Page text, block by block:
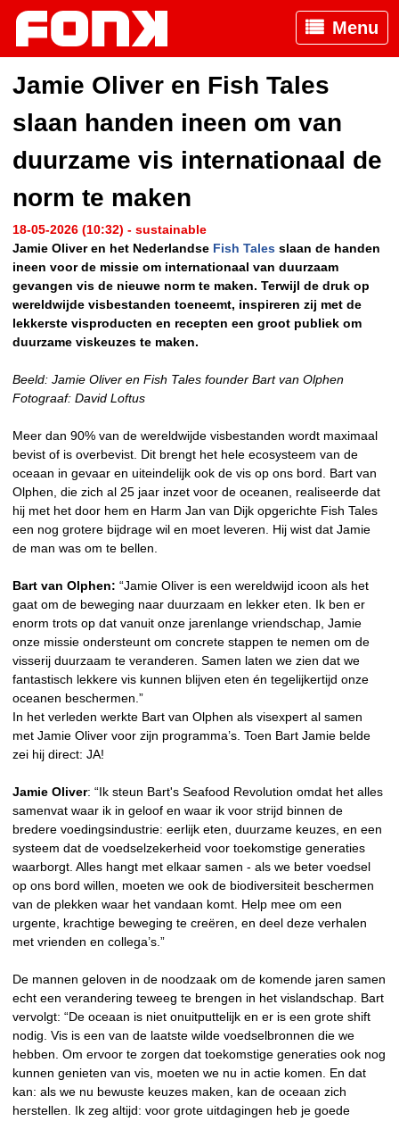
Menu
Jamie Oliver en Fish Tales
slaan handen ineen om van
duurzame vis internationaal de
norm te maken
18-05-2026 (10:32) - sustainable
Jamie Oliver en het Nederlandse Fish Tales slaan de handen
ineen voor de missie om internationaal van duurzaam
gevangen vis de nieuwe norm te maken. Terwijl de druk op
wereldwijde visbestanden toeneemt, inspireren zij met de
lekkerste visproducten en recepten een groot publiek om
duurzame viskeuzes te maken.
Beeld: Jamie Oliver en Fish Tales founder Bart van Olphen
Fotograaf: David Loftus
Meer dan 90% van de wereldwijde visbestanden wordt maximaal
bevist of is overbevist. Dit brengt het hele ecosysteem van de
oceaan in gevaar en uiteindelijk ook de vis op ons bord. Bart van
Olphen, die zich al 25 jaar inzet voor de oceanen, realiseerde dat
hij met het door hem en Harm Jan van Dijk opgerichte Fish Tales
een nog grotere bijdrage wil en moet leveren. Hij wist dat Jamie
de man was om te bellen.
Bart van Olphen: “Jamie Oliver is een wereldwijd icoon als het
gaat om de beweging naar duurzaam en lekker eten. Ik ben er
enorm trots op dat vanuit onze jarenlange vriendschap, Jamie
onze missie ondersteunt om concrete stappen te nemen om de
visserij duurzaam te veranderen. Samen laten we zien dat we
fantastisch lekkere vis kunnen blijven eten én tegelijkertijd onze
oceanen beschermen.”
In het verleden werkte Bart van Olphen als visexpert al samen
met Jamie Oliver voor zijn programma’s. Toen Bart Jamie belde
zei hij direct: JA!
Jamie Oliver: “Ik steun Bart's Seafood Revolution omdat het alles
samenvat waar ik in geloof en waar ik voor strijd binnen de
bredere voedingsindustrie: eerlijk eten, duurzame keuzes, en een
systeem dat de voedselzekerheid voor toekomstige generaties
waarborgt. Alles hangt met elkaar samen - als we beter voedsel
op ons bord willen, moeten we ook de biodiversiteit beschermen
van de plekken waar het vandaan komt. Help mee om een
urgente, krachtige beweging te creëren, en deel deze verhalen
met vrienden en collega’s.”
De mannen geloven in de noodzaak om de komende jaren samen
echt een verandering teweeg te brengen in het vislandschap. Bart
vervolgt: “De oceaan is niet onuitputtelijk en er is een grote shift
nodig. Vis is een van de laatste wilde voedselbronnen die we
hebben. Om ervoor te zorgen dat toekomstige generaties ook nog
kunnen genieten van vis, moeten we nu in actie komen. En dat
kan: als we nu bewuste keuzes maken, kan de oceaan zich
herstellen. Ik zeg altijd: voor grote uitdagingen heb je goede